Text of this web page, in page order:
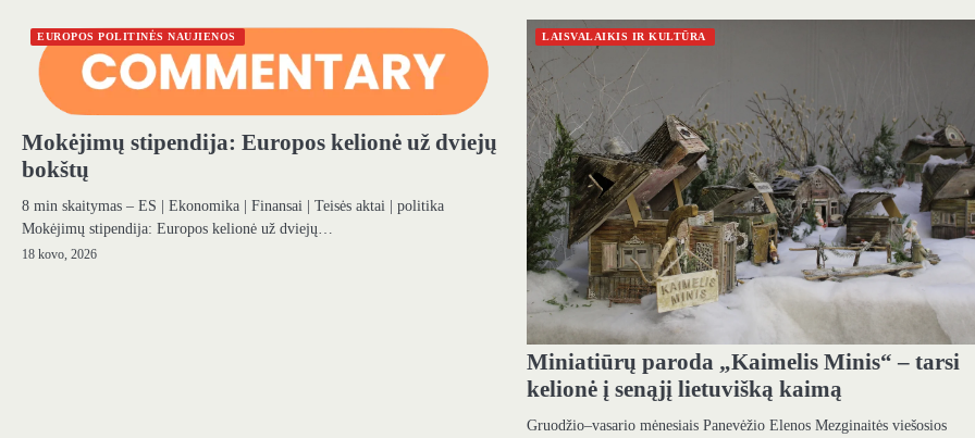
EUROPOS POLITINĖS NAUJIENOS
Mokėjimų stipendija: Europos kelionė už dviejų
bokštų
8 min skaitymas – ES | Ekonomika | Finansai | Teisės aktai | politika
Mokėjimų stipendija: Europos kelionė už dviejų…
18 kovo, 2026
LAISVALAIKIS IR KULTŪRA
Miniatiūrų paroda „Kaimelis Minis“ – tarsi
kelionė į senąjį lietuvišką kaimą
Gruodžio–vasario mėnesiais Panevėžio Elenos Mezginaitės viešosios